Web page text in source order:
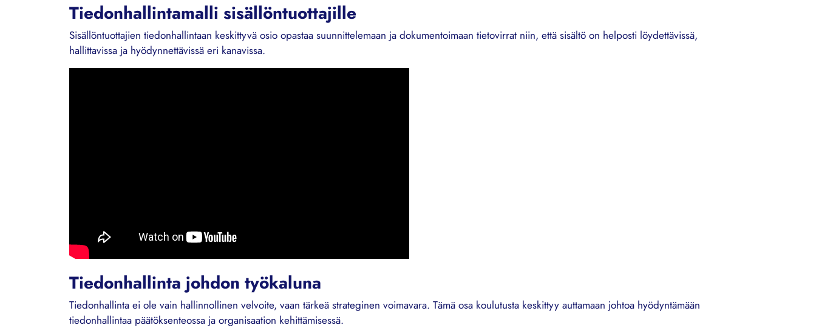
Tiedonhallintamalli sisällöntuottajille
Sisällöntuottajien tiedonhallintaan keskittyvä osio opastaa suunnittelemaan ja dokumentoimaan tietovirrat niin, että sisältö on helposti löydettävissä,
hallittavissa ja hyödynnettävissä eri kanavissa.
Tiedonhallinta johdon työkaluna
Tiedonhallinta ei ole vain hallinnollinen velvoite, vaan tärkeä strateginen voimavara. Tämä osa koulutusta keskittyy auttamaan johtoa hyödyntämään
tiedonhallintaa päätöksenteossa ja organisaation kehittämisessä.